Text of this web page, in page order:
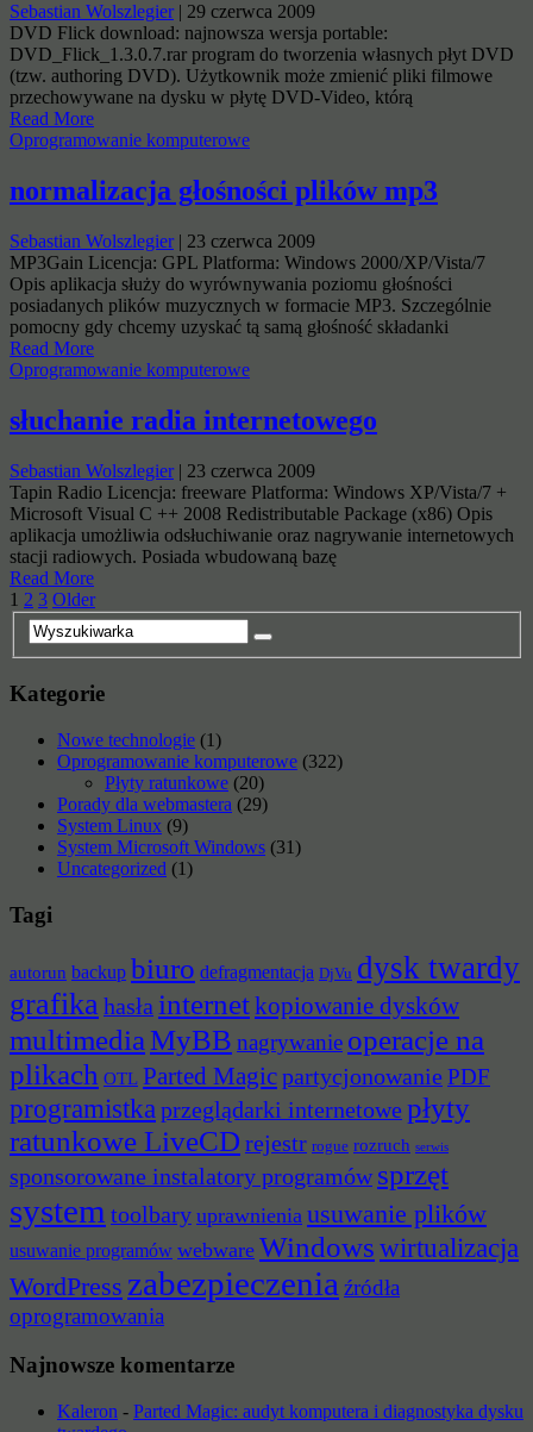
Sebastian Wolszlegier| 29 czerwca 2009
DVD Flick download: najnowsza wersja portable:
DVD_Flick_1.3.0.7.rar program do tworzenia własnych płyt DVD
(tzw. authoring DVD). Użytkownik może zmienić pliki filmowe
przechowywane na dysku w płytę DVD-Video, którą
Read More
Oprogramowanie komputerowe
normalizacja głośności plików mp3
Sebastian Wolszlegier| 23 czerwca 2009
MP3Gain Licencja: GPL Platforma: Windows 2000/XP/Vista/7
Opis aplikacja służy do wyrównywania poziomu głośności
posiadanych plików muzycznych w formacie MP3. Szczególnie
pomocny gdy chcemy uzyskać tą samą głośność składanki
Read More
Oprogramowanie komputerowe
słuchanie radia internetowego
Sebastian Wolszlegier| 23 czerwca 2009
Tapin Radio Licencja: freeware Platforma: Windows XP/Vista/7 +
Microsoft Visual C ++ 2008 Redistributable Package (x86) Opis
aplikacja umożliwia odsłuchiwanie oraz nagrywanie internetowych
stacji radiowych. Posiada wbudowaną bazę
Read More
Stronicowanie
wpisów
1 2 3 Older
Kategorie
Nowe technologie (1)
Oprogramowanie komputerowe (322)
Płyty ratunkowe (20)
Porady dla webmastera (29)
System Linux (9)
System Microsoft Windows (31)
Uncategorized (1)
Tagi
autorun backup biuro defragmentacja DjVu dysk twardy
grafika hasła internetkopiowanie dysków
multimediaMyBB nagrywanie operacje na
plikach OTL Parted Magicpartycjonowanie PDF
programistkaprzeglądarki internetowe płyty
ratunkowe LiveCD rejestr rogue rozruch serwis
sponsorowane instalatory programów sprzęt
system toolbary uprawnienia usuwanie plików
usuwanie programów webware Windowswirtualizacja
WordPress zabezpieczenia źródła
oprogramowania
Najnowsze komentarze
Kaleron - Parted Magic: audyt komputera i diagnostyka dysku